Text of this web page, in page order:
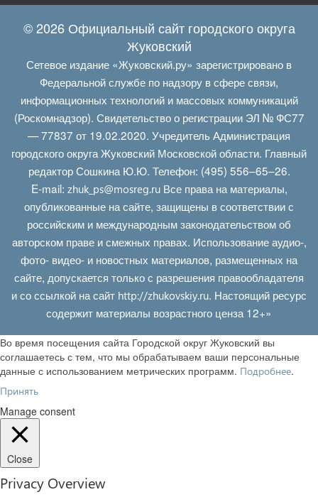
© 2026 Официальный сайт городского округа
Жуковский
Сетевое издание «Жуковский.ру» зарегистрировано в
Федеральной службе по надзору в сфере связи,
информационных технологий и массовых коммуникаций
(Роскомнадзор). Свидетельство о регистрации ЭЛ № ФС77
— 77837 от 19.02.2020. Учредитель Администрация
городского округа Жуковский Московской области. Главный
редактор Сошкина Ю.Ю. Телефон: (495) 556–65–26.
E‑mail: zhuk_ps@mosreg.ruВсе права на материалы,
опубликованные на сайте, защищены в соответствии с
российским и международным законодательством об
авторском праве и смежных правах. Использование аудио-,
фото- видео- и новостных материалов, размещенных на
сайте, допускается только с разрешения правообладателя
и со ссылкой на сайт http://zhukovskiy.ru. Настоящий ресурс
содержит материалы возрастного ценза 12+»
Во время посещения сайта Городской округ Жуковский вы
соглашаетесь с тем, что мы обрабатываем ваши персональные
данные с использованием метрических программ. Подробнее.
Принять
Manage consent
Close
Privacy Overview